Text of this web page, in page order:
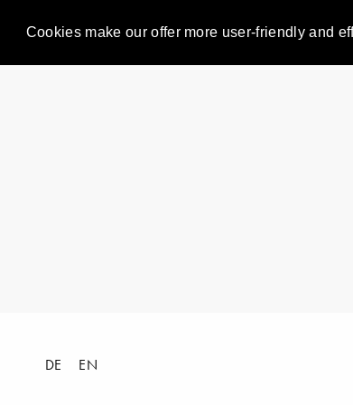
Cookies make our offer more user-friendly and
DE EN